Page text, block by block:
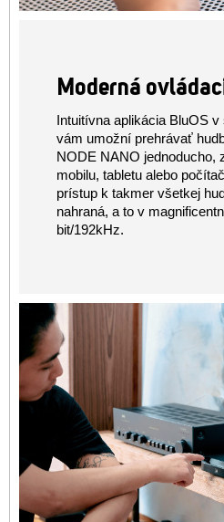
Moderná
Intuitívna aplikácia BluOS
vám umožní prehrávať
NODE NANO jednoducho,
mobilu, tabletu alebo
prístup k takmer všetkej
nahraná, a to v
bit/192kHz.